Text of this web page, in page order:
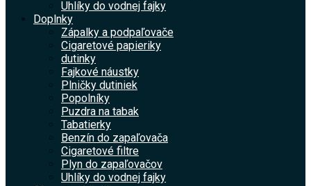
Uhlíky do vodnej fajky
Doplnky
Zápalky a podpaľovače
Cigaretové papieriky
dutinky
Fajkové náustky
Plničky dutiniek
Popolníky
Puzdra na tabak
Tabatierky
Benzín do zapaľovača
Cigaretové filtre
Plyn do zapaľovačov
Uhlíky do vodnej fajky